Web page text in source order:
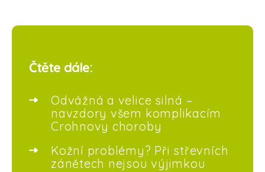
Čtěte dále:
Odvážná a velice silná –
navzdory všem komplikacím
Crohnovy choroby
Kožní problémy? Při střevních
zánětech nejsou výjimkou